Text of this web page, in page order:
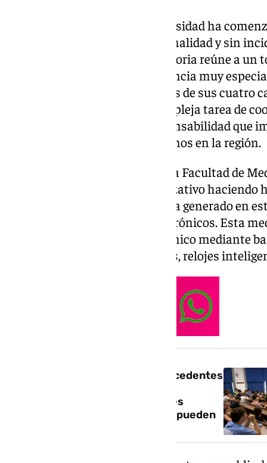
La Prueba de Acceso a la Universidad ha
de Cádiz con una absoluta normalidad y sin
primera jornada. Esta convocatoria reúne a un
cuenta este año con una relevancia muy
La institución gaditana, a través de sus cuatro
Algeciras y Jerez, asume la compleja tarea de
para toda Andalucía, una responsabilidad que
moviliza a más de 53.000 alumnos en la región.
Durante el arranque oficial en la Facultad de
Mantell destacó el éxito organizativo haciendo
cuestiones que más atención ha generado en
detectores de dispositivos electrónicos. Esta
la prevención del fraude académico mediante
para localizar teléfonos móviles, relojes
Protocolo de seguridad sin precedentes
frecuencia, furgones con sobres
sellados y exámenes que no se pueden